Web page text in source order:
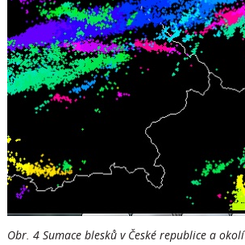
Obr. 4 Sumace blesků v České republice a okolí